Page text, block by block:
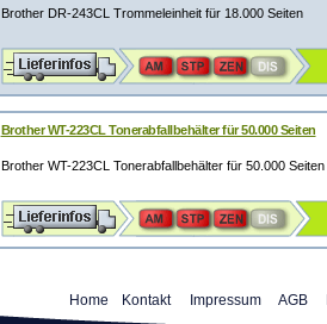
Brother DR-243CL Trommeleinheit für 18.000 Seiten
Brother WT-223CL Tonerabfallbehälter für 50.000 Seiten
Brother WT-223CL Tonerabfallbehälter für 50.000 Seiten
Home Kontakt Impressum AGB